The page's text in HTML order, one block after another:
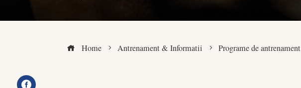
Home Antrenament & Informatii Programe de antrenament